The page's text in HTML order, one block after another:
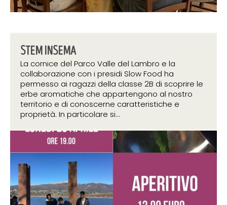
19 aprile 2019
STEM INSEMA
La cornice del Parco Valle del Lambro e la
collaborazione con i presidi Slow Food ha
permesso ai ragazzi della classe 2B di scoprire le
erbe aromatiche che appartengono al nostro
territorio e di conoscerne caratteristiche e
proprietà. In particolare si...